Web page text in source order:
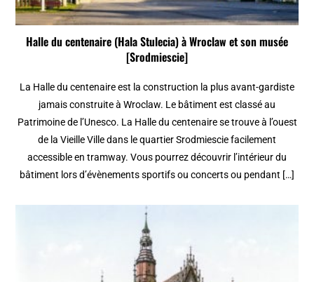
Halle du centenaire (Hala Stulecia) à Wroclaw et son musée
[Srodmiescie]
La Halle du centenaire est la construction la plus avant-gardiste
jamais construite à Wroclaw. Le bâtiment est classé au
Patrimoine de l’Unesco. La Halle du centenaire se trouve à l’ouest
de la Vieille Ville dans le quartier Srodmiescie facilement
accessible en tramway. Vous pourrez découvrir l’intérieur du
bâtiment lors d’évènements sportifs ou concerts ou pendant […]